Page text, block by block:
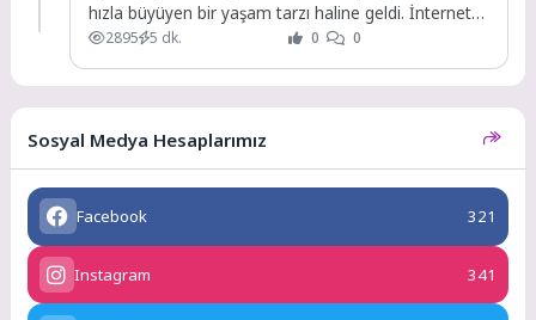
hızla büyüyen bir yaşam tarzı haline geldi. İnternet
bağlantısının...
2895 5 dk. 0 0
Sosyal Medya Hesaplarımız
Facebook 321
Instagram 341